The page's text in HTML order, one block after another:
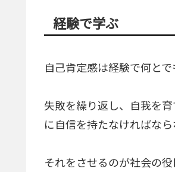
経験で学ぶ
自己肯定感は経験で何とで
失敗を繰り返し、自我を
に自信を持たなければなら
それをさせるのが社会の役